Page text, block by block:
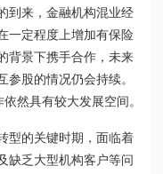
来，金融机构混业经
一定程度上增加有保险
背景下携手合作，未来
股的情况仍会持续。
然具有较大发展空间。
的关键时期，面临着
缺乏大型机构客户等问